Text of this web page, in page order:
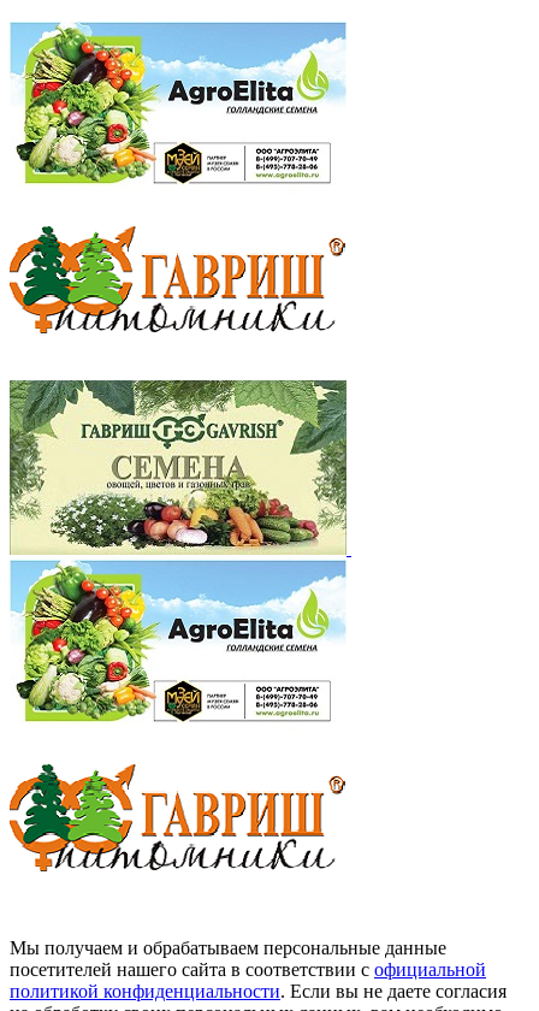
Мы получаем и обрабатываем персональные данные
посетителей нашего сайта в соответствии с официальной
политикой конфиденциальности. Если вы не даете согласия